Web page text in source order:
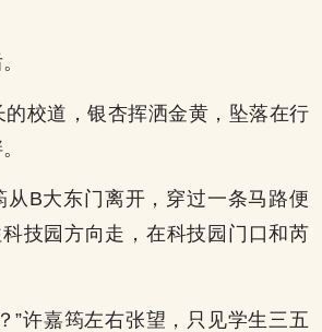
的校道，银杏挥洒金黄，坠落在行
从B大东门离开，穿过一条马路便
技园方向走，在科技园门口和芮
”许嘉筠左右张望，只见学生三五